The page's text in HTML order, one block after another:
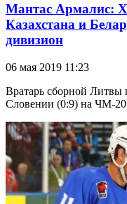
Мантас Армалис:
Казахстана и
дивизион
06 мая 2019 11:23
Вратарь сборной Литвы
Словении (0:9) на ЧМ-